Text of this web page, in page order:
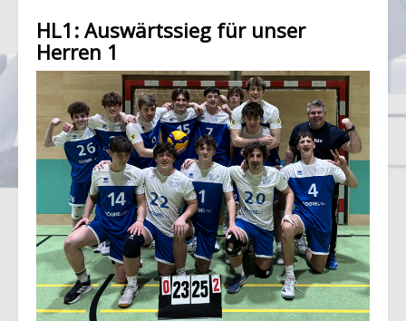
HL1: Auswärtssieg für unser
Herren 1